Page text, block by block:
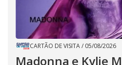
CARTÃO DE VISITA/ 05/08/2026
Madonna e Kylie